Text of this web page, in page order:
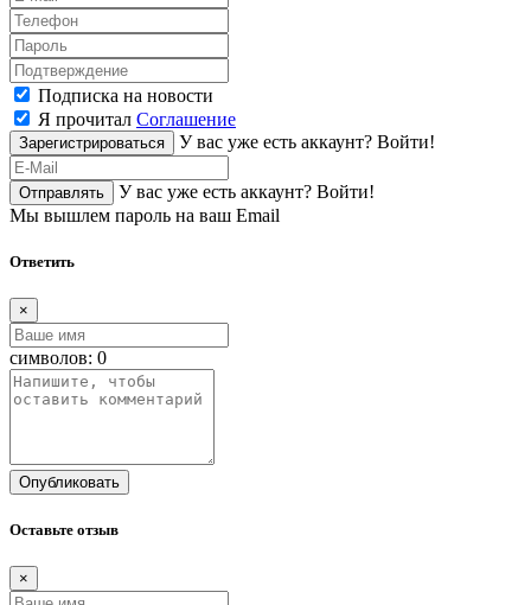
Подписка на новости
Я прочитал Соглашение
Зарегистрироваться У вас уже есть аккаунт? Войти!
Отправлять У вас уже есть аккаунт? Войти!
Мы вышлем пароль на ваш Email
Ответить
×
символов: 0
Опубликовать
Оставьте отзыв
×